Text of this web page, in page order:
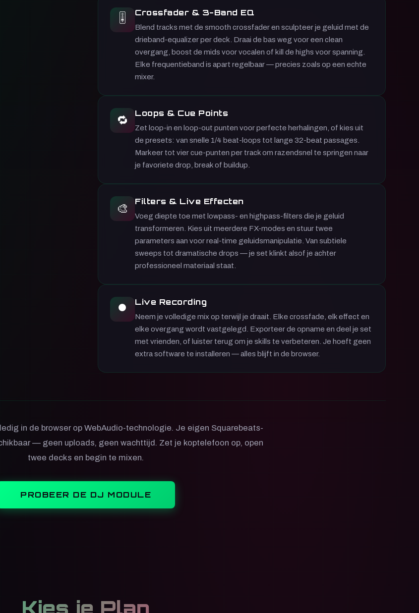
🎚 Crossfader & 3-Band EQ
Blend tracks met de smooth crossfader en sculpteer je geluid met de
drieband-equalizer per deck. Draai de bas weg voor een clean
overgang, boost de mids voor vocalen of kill de highs voor spanning.
Elke frequentieband is apart regelbaar — precies zoals op een echte
mixer.
🔁
Loops & Cue Points
Zet loop-in en loop-out punten voor perfecte herhalingen, of kies uit
de presets: van snelle 1/4 beat-loops tot lange 32-beat passages.
Markeer tot vier cue-punten per track om razendsnel te springen naar
je favoriete drop, break of buildup.
🎨
Filters & Live Effecten
Voeg diepte toe met lowpass- en highpass-filters die je geluid
transformeren. Kies uit meerdere FX-modes en stuur twee
parameters aan voor real-time geluidsmanipulatie. Van subtiele
sweeps tot dramatische drops — je set klinkt alsof je achter
professioneel materiaal staat.
⏺ Live Recording
Neem je volledige mix op terwijl je draait. Elke crossfade, elk effect en
elke overgang wordt vastgelegd. Exporteer de opname en deel je set
met vrienden, of luister terug om je skills te verbeteren. Je hoeft geen
extra software te installeren — alles blijft in de browser.
in de browser op WebAudio-technologie. Je eigen Squarebeats-
— geen uploads, geen wachttijd. Zet je koptelefoon op, open
twee decks en begin te mixen.
PROBEER DE DJ MODULE
Kies je Plan